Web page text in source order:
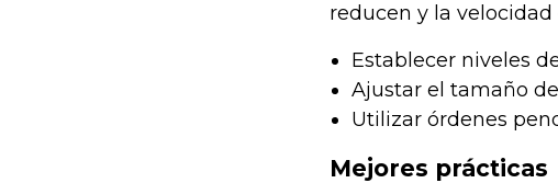
reducen y la
Establecer niveles
Ajustar el tamaño
Utilizar órdenes
Mejores prácticas